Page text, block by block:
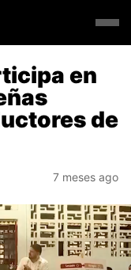
en
de
7 meses ago